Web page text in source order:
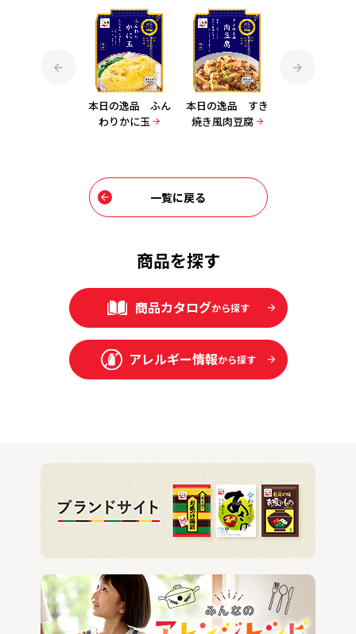
本日の逸品 ふん
わりかに玉
本日の逸品 すき
焼き風肉豆腐
一覧に戻る
商品を探す
商品カタログから探す
アレルギー情報から探す